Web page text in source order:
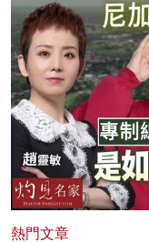
熱門文章